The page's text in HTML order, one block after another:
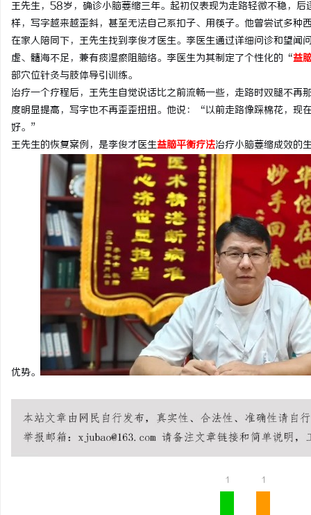
王先生，58岁，确诊小脑萎缩三年。起初仅表现为走路轻微不稳，
样，写字越来越歪斜，甚至无法自己系扣子、用筷子。他曾尝试多种
在家人陪同下，王先生找到李俊才医生。李医生通过详细问诊和望
虚、髓海不足，兼有痰湿瘀阻脑络。李医生为其制定了个性化的“益
部穴位针灸与肢体导引训练。
治疗一个疗程后，王先生自觉说话比之前流畅一些，走路时双腿不
度明显提高，写字也不再歪歪扭扭。他说：“以前走路像踩棉花，现
好。”
王先生的恢复案例，是李俊才医生益脑平衡疗法治疗小脑萎缩成效的
优势。
1 1
贝净 AC 国际医疗实验
全解析